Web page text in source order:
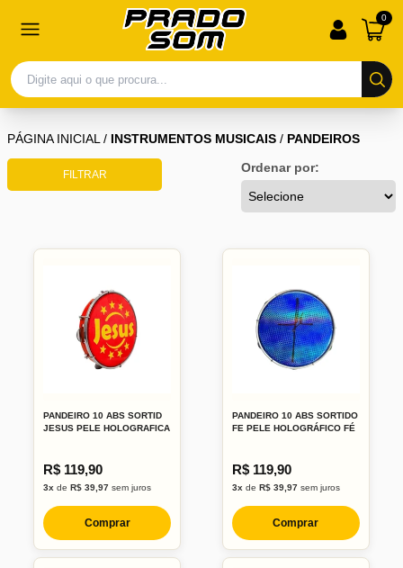
0
PÁGINA INICIAL/ INSTRUMENTOS MUSICAIS / PANDEIROS
FILTRAR Ordenar por:
PANDEIRO 10 ABS SORTID
JESUS PELE HOLOGRAFICA
R$ 119,90
3x deR$ 39,97 sem juros
Comprar
PANDEIRO 10 ABS SORTIDO
FE PELE HOLOGRÁFICO FÉ
R$ 119,90
3xde R$ 39,97sem juros
Comprar